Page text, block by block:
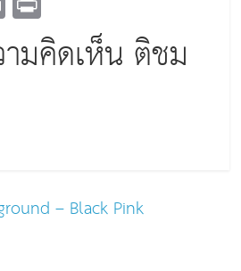
m
ai
in
t
มคิดเห็น ติชม
– Black Pink